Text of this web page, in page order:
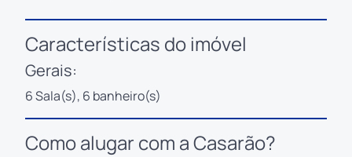
Características do imóvel
Gerais:
6 Sala(s), 6 banheiro(s)
Como alugar com a Casarão?